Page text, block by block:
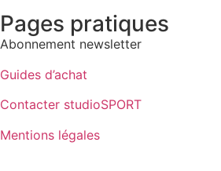
Pages pratiques
Abonnement newsletter
Guides d’achat
Contacter studioSPORT
Mentions légales